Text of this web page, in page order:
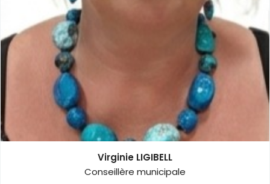
Territoire d'Energie Alsace
Virginie LIGIBELL
Conseillère municipale